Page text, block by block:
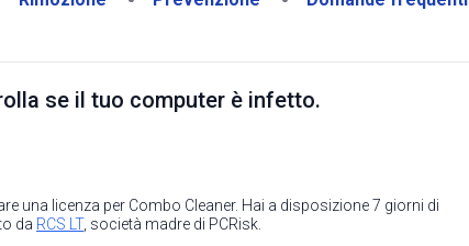
se il tuo computer è infetto.
una licenza per Combo Cleaner. Hai a disposizione 7 giorni di
da RCS LT, società madre di PCRisk.